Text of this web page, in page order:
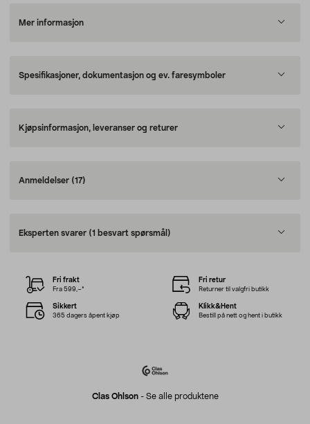
Mer informasjon
Spesifikasjoner, dokumentasjon og ev. faresymboler
Kjøpsinformasjon, leveranser og returer
Anmeldelser (17)
Eksperten svarer (1 besvart spørsmål)
Clas Ohlson- Se alle produktene
Fri frakt
Fra 599,–*
Fri retur
Returner til valgfri butikk
Sikkert
365 dagers åpent kjøp
Klikk&Hent
Bestill på nett og hent i butikk